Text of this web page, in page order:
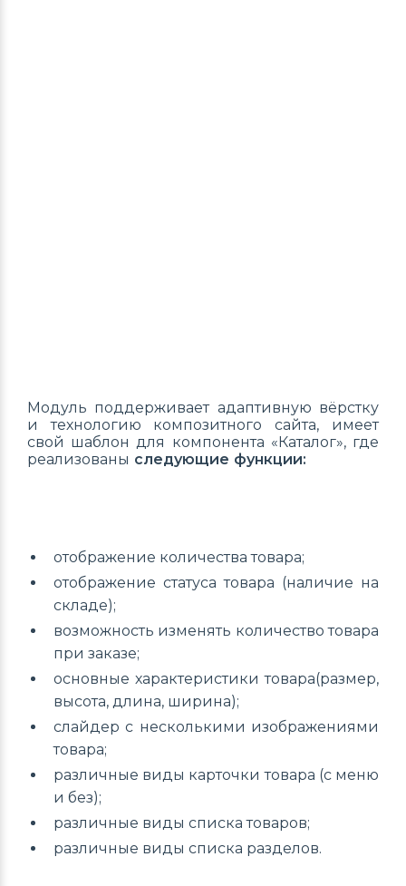
Модуль поддерживает адаптивную вёрстку
и технологию композитного сайта, имеет
свой шаблон для компонента «Каталог», где
реализованы следующие функции:
отображение количества товара;
отображение статуса товара (наличие на
складе);
возможность изменять количество товара
при заказе;
основные характеристики товара(размер,
высота, длина, ширина);
слайдер с несколькими изображениями
товара;
различные виды карточки товара (с меню
и без);
различные виды списка товаров;
различные виды списка разделов.